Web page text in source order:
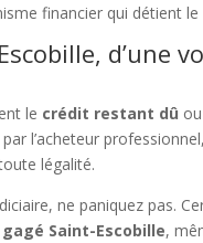
financier qui détient le
d’une
le crédit restant dû
l’acheteur
légalité.
ne paniquez pas.
Saint-Escobille,